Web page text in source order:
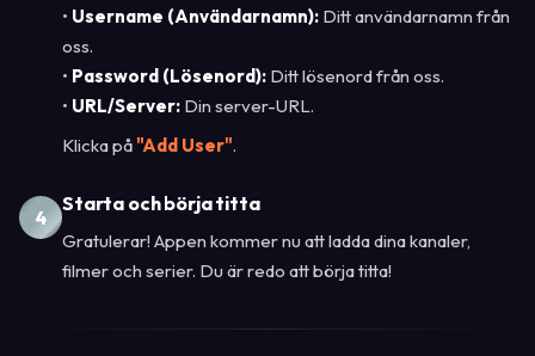
• Username (Användarnamn): Ditt användarnamn från
oss.
• Password (Lösenord): Ditt lösenord från oss.
• URL/Server: Din server-URL.
Klicka på"Add User".
4
Starta och börja titta
Gratulerar! Appen kommer nu att ladda dina kanaler,
filmer och serier. Du är redo att börja titta!